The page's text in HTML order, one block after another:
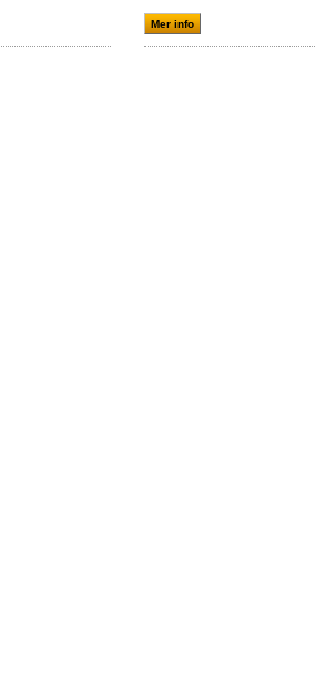
Mer info